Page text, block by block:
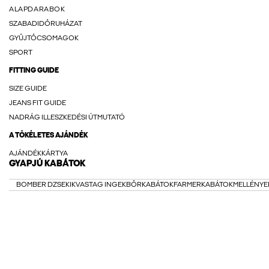
ALAPDARABOK
SZABADIDŐRUHÁZAT
GYŰJTŐCSOMAGOK
SPORT
FITTING GUIDE
SIZE GUIDE
JEANS FIT GUIDE
NADRÁG ILLESZKEDÉSI ÚTMUTATÓ
A TÖKÉLETES AJÁNDÉK
AJÁNDÉKKÁRTYA
GYAPJÚ KABÁTOK
BOMBER DZSEKIKVASTAG INGEKBŐRKABÁTOKFARMERKABÁTOK